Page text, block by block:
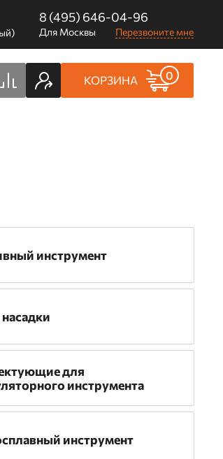
8 (495) 646-04-96
Для Москвы Перезвоните мне
КОРЗИНА 0
инструмент
для
инструмента
инструмент